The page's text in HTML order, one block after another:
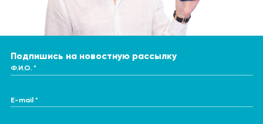
Подпишись на новостную рассылку
Ф.И.О. *
E-mail *